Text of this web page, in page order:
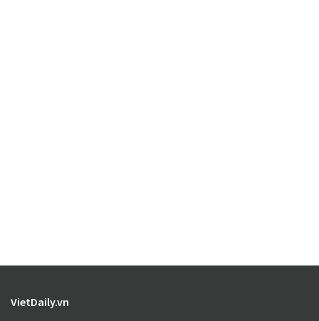
VietDaily.vn